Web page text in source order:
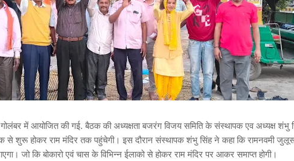
में आयोजित की गई. बैठक की अध्यक्षता बजरंग विजय समिति के संस्थापक एव अध्यक्ष शंभु
से शुरू होकर राम मंदिर तक पहुंचेगी। इस दौरान संस्थापक शंभु सिंह ने कहा कि रामनवमी
जो कि बोकारो एवं चास के विभिन्न ईलाको से होकर राम मंदिर पर आकर समाप्त होगी।